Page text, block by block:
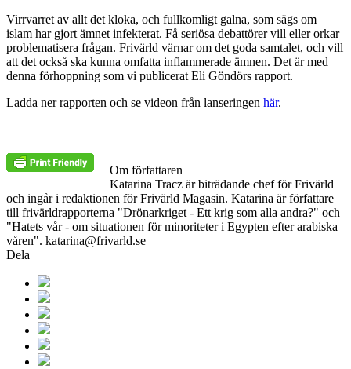
Virrvarret av allt det kloka, och fullkomligt galna, som sägs om
islam har gjort ämnet infekterat. Få seriösa debattörer vill eller orkar
problematisera frågan. Frivärld värnar om det goda samtalet, och vill
att det också ska kunna omfatta inflammerade ämnen. Det är med
denna förhoppning som vi publicerat Eli Göndörs rapport.
Ladda ner rapporten och se videon från lanseringen här.
Om författaren
Katarina Tracz är biträdande chef för Frivärld
och ingår i redaktionen för Frivärld Magasin. Katarina är författare
till frivärldrapporterna "Drönarkriget - Ett krig som alla andra?" och
"Hatets vår - om situationen för minoriteter i Egypten efter arabiska
våren". katarina@frivarld.se
Dela